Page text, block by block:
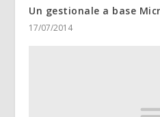
Un gestionale a base
17/07/2014